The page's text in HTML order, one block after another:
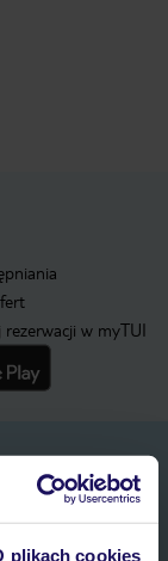
plikach cookies
w myTUI